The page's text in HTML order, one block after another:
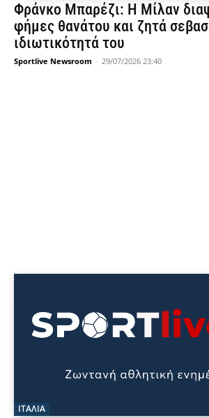
Φράνκο Μπαρέζι: Η Μίλαν
φήμες θανάτου και ζητά
ιδιωτικότητά του
Sportlive Newsroom - 29/07/2026 23:40
ΙΤΑΛΙΑ